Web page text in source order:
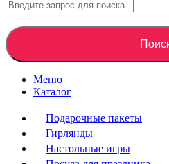
Меню
Каталог
Подарочные пакеты
Гирлянды
Настольные игры